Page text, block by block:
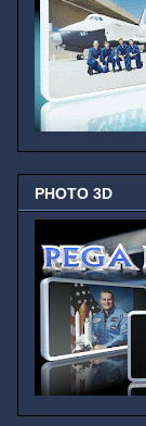
PHOTO 3D